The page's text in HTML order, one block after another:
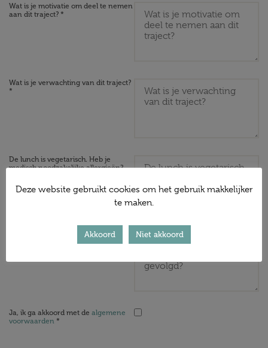
Wat is je motivatie om deel te nemen
aan dit traject? *
Wat is je verwachting van dit traject?
*
De lunch is vegetarisch. Heb je
medisch noodzakelijke allergieën?
introductietraining gevolgd? *
Ja, ik ga akkoord met de algemene
voorwaarden *
Deze website gebruikt cookies om het gebruik makkelijker
te maken.
Akkoord Niet akkoord